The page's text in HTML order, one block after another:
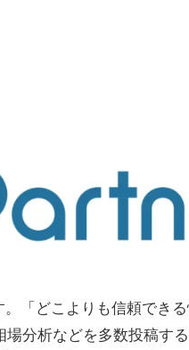
「どこよりも信頼でき
分析などを多数投稿す